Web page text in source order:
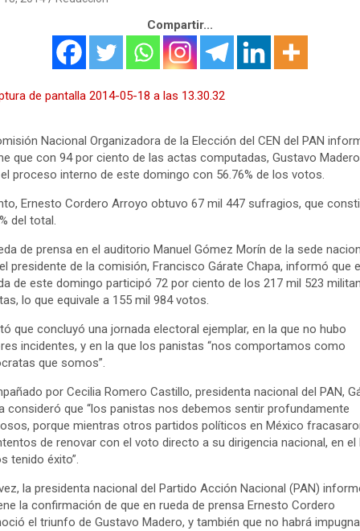
Compartir...
Nacional Organizadora de la Elección del CEN del PAN
que con 94 por ciento de las actas computadas, Gustavo Madero
proceso interno de este domingo con 56.76% de los votos.
Ernesto Cordero Arroyo obtuvo 67 mil 447 sufragios, que
del total.
de prensa en el auditorio Manuel Gómez Morín de la sede
presidente de la comisión, Francisco Gárate Chapa, informó que
de este domingo participó 72 por ciento de los 217 mil 523
lo que equivale a 155 mil 984 votos.
que concluyó una jornada electoral ejemplar, en la que no hubo
incidentes, y en la que los panistas “nos comportamos como
que somos”.
por Cecilia Romero Castillo, presidenta nacional del PAN,
consideró que “los panistas nos debemos sentir profundamente
porque mientras otros partidos políticos en México
de renovar con el voto directo a su dirigencia nacional, en el
tenido éxito”.
la presidenta nacional del Partido Acción Nacional (PAN)
la confirmación de que en rueda de prensa Ernesto Cordero
el triunfo de Gustavo Madero, y también que no habrá